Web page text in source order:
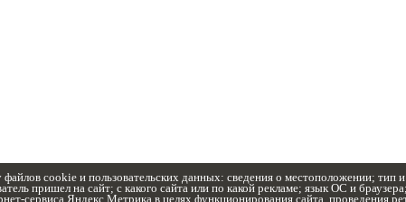
cookie и пользовательских данных: сведения о местоположении; тип
пришел на сайт; с какого сайта или по какой рекламе; язык ОС и
сервиса Яндекс.Метрика в целях функционирования сайта, проведения